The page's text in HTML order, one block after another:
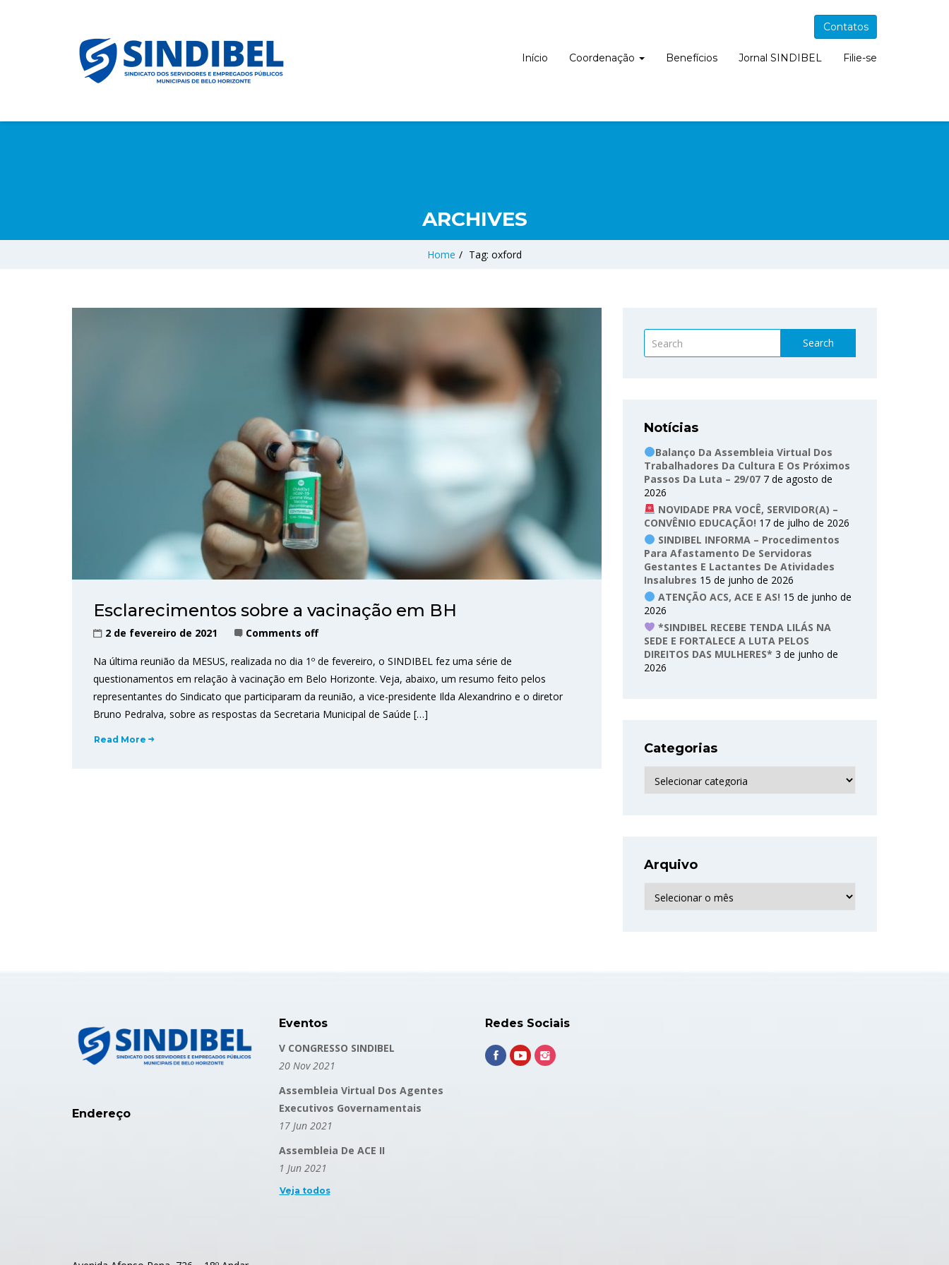
Contatos
Início Coordenação Benefícios Jornal SINDIBEL Filie-se
ARCHIVES
Home / Tag: oxford
Esclarecimentos sobre a vacinação em BH
2 de fevereiro de 2021 Comments off
Na última reunião da MESUS, realizada no dia 1º de fevereiro, o SINDIBEL fez uma série de
questionamentos em relação à vacinação em Belo Horizonte. Veja, abaixo, um resumo feito pelos
representantes do Sindicato que participaram da reunião, a vice-presidente Ilda Alexandrino e o diretor
Bruno Pedralva, sobre as respostas da Secretaria Municipal de Saúde […]
Read More
Search
Notícias
Balanço Da Assembleia Virtual Dos
Trabalhadores Da Cultura E Os Próximos
Passos Da Luta – 29/07 7 de agosto de
2026
NOVIDADE PRA VOCÊ, SERVIDOR(A) –
CONVÊNIO EDUCAÇÃO! 17 de julho de 2026
SINDIBEL INFORMA – Procedimentos
Para Afastamento De Servidoras
Gestantes E Lactantes De Atividades
Insalubres 15 de junho de 2026
ATENÇÃO ACS, ACE E AS! 15 de junho de
2026
*SINDIBEL RECEBE TENDA LILÁS NA
SEDE E FORTALECE A LUTA PELOS
DIREITOS DAS MULHERES* 3 de junho de
2026
Categorias
Categorias
Arquivo
Arquivo
Endereço
Eventos
V CONGRESSO SINDIBEL
20 Nov 2021
Assembleia Virtual Dos Agentes
Executivos Governamentais
17 Jun 2021
Assembleia De ACE II
1 Jun 2021
Veja todos
Redes Sociais